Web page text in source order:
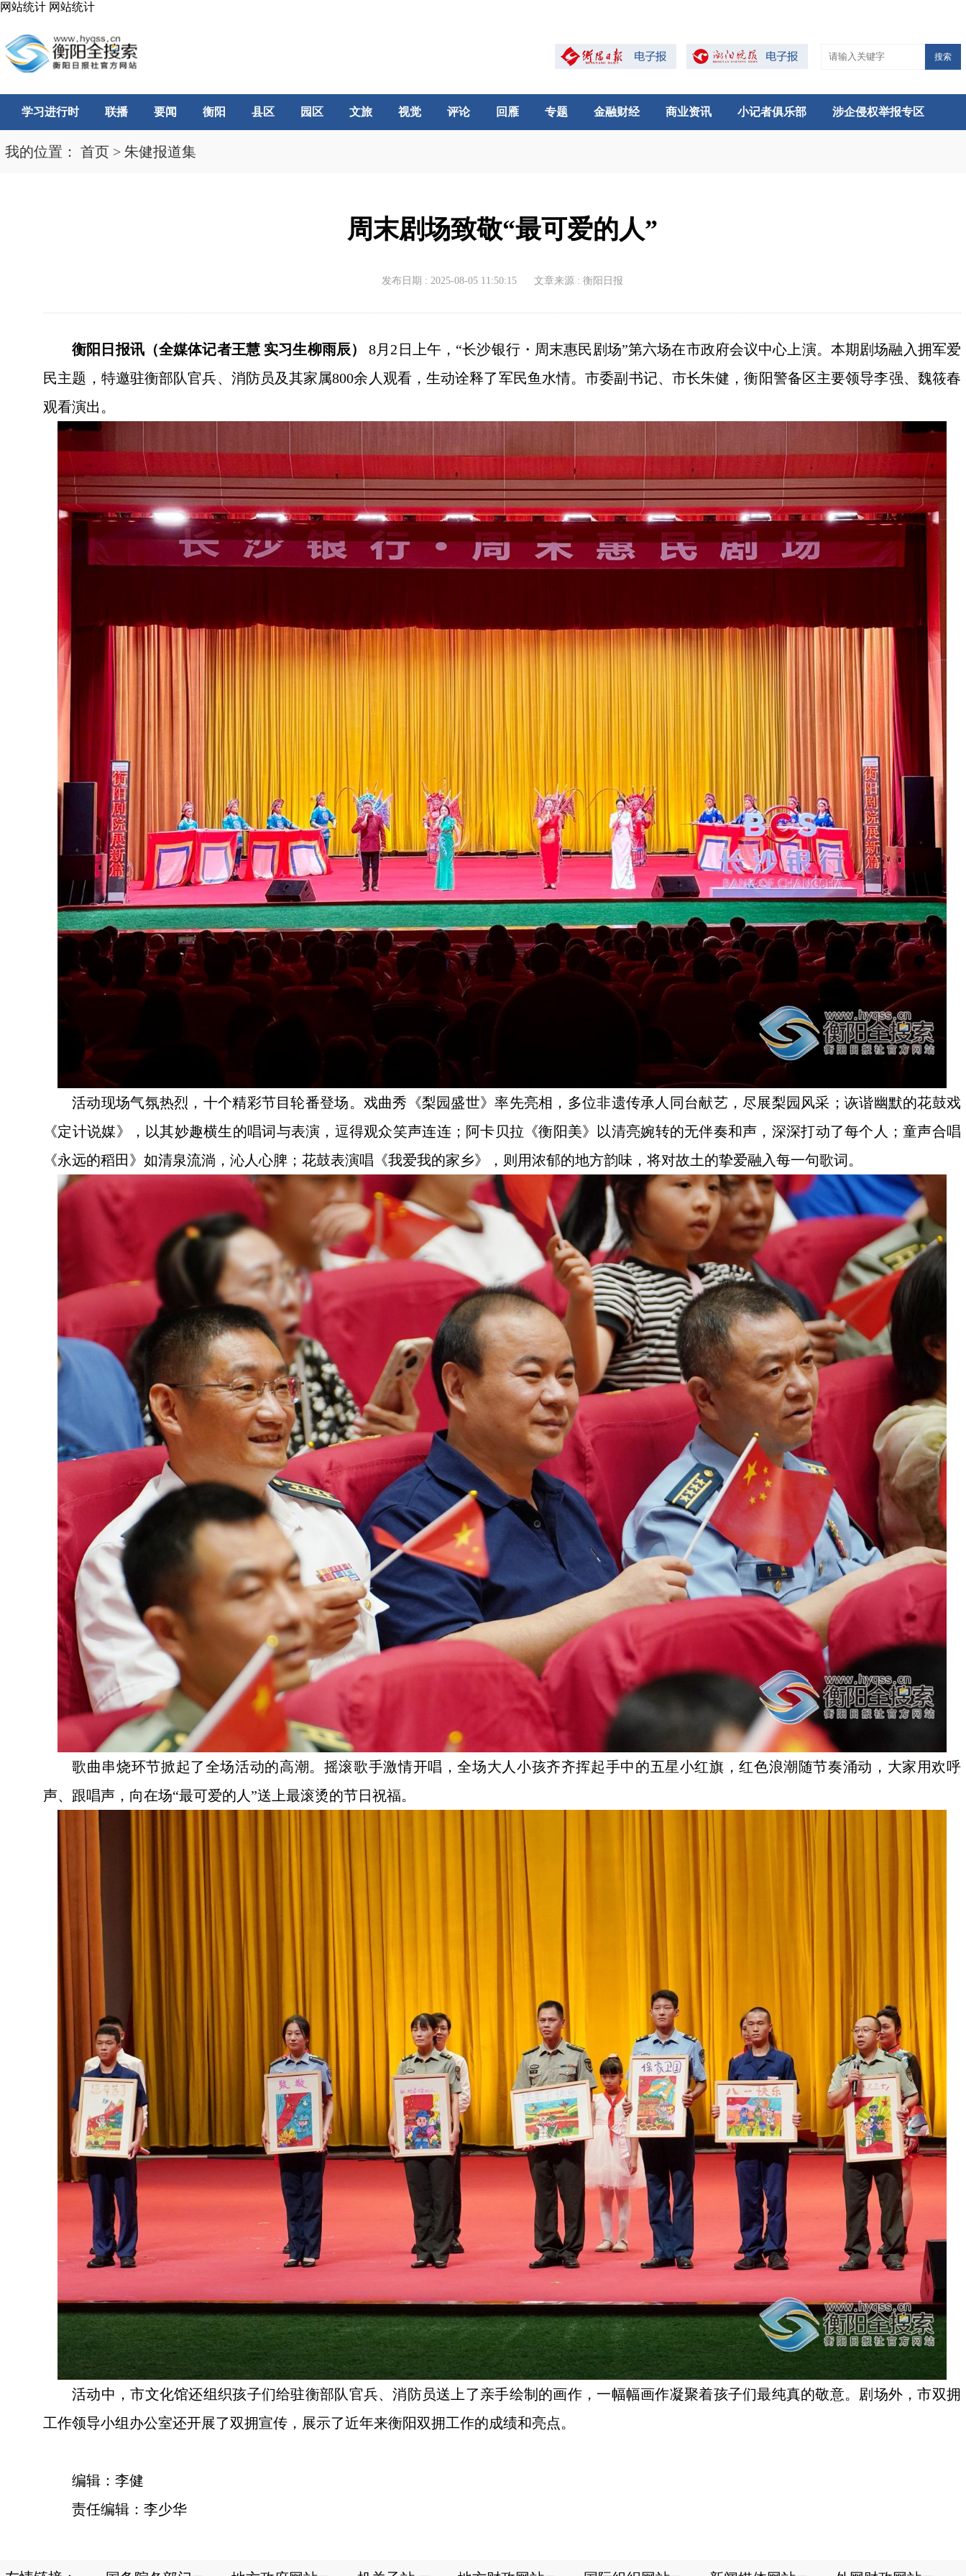
网站统计 网站统计
搜索
学习进行时 联播 要闻 衡阳 县区 园区 文旅 视觉 评论 回雁 专题 金融财经 商业资讯 小记者俱乐部 涉企侵权举报专区
我的位置： 首页 > 朱健报道集
周末剧场致敬“最可爱的人”
发布日期 : 2025-08-05 11:50:15 文章来源 : 衡阳日报
衡阳日报讯（全媒体记者王慧 实习生柳雨辰）8月2日上午，“长沙银行・周末惠民剧场”第六场在市政府会议中心上演。本期剧场融入拥军爱
民主题，特邀驻衡部队官兵、消防员及其家属800余人观看，生动诠释了军民鱼水情。市委副书记、市长朱健，衡阳警备区主要领导李强、魏筱春
观看演出。
活动现场气氛热烈，十个精彩节目轮番登场。戏曲秀《梨园盛世》率先亮相，多位非遗传承人同台献艺，尽展梨园风采；诙谐幽默的花鼓戏
《定计说媒》，以其妙趣横生的唱词与表演，逗得观众笑声连连；阿卡贝拉《衡阳美》以清亮婉转的无伴奏和声，深深打动了每个人；童声合唱
《永远的稻田》如清泉流淌，沁人心脾；花鼓表演唱《我爱我的家乡》，则用浓郁的地方韵味，将对故土的挚爱融入每一句歌词。
歌曲串烧环节掀起了全场活动的高潮。摇滚歌手激情开唱，全场大人小孩齐齐挥起手中的五星小红旗，红色浪潮随节奏涌动，大家用欢呼
声、跟唱声，向在场“最可爱的人”送上最滚烫的节日祝福。
活动中，市文化馆还组织孩子们给驻衡部队官兵、消防员送上了亲手绘制的画作，一幅幅画作凝聚着孩子们最纯真的敬意。剧场外，市双拥
工作领导小组办公室还开展了双拥宣传，展示了近年来衡阳双拥工作的成绩和亮点。
编辑：李健
责任编辑：李少华